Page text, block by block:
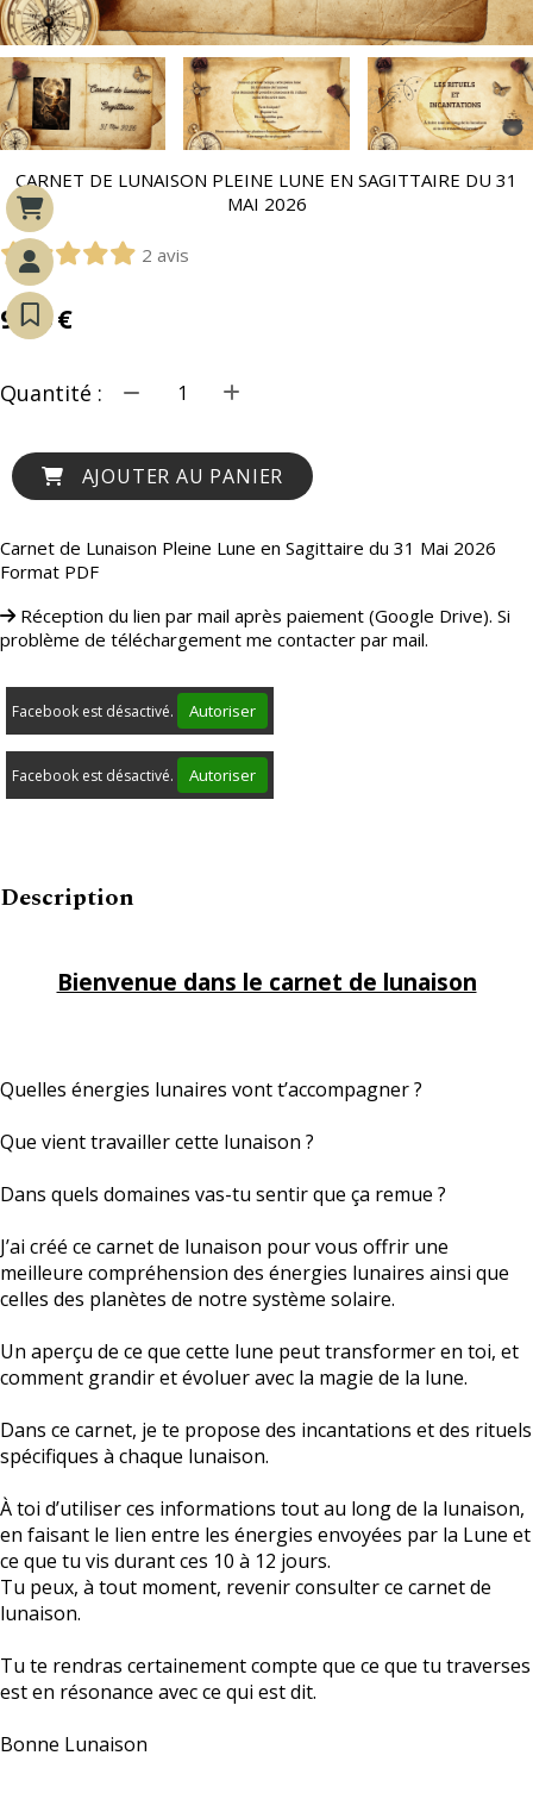
CARNET DE LUNAISON PLEINE LUNE EN SAGITTAIRE DU 31
MAI 2026
2 avis
9,00€
Quantité :
AJOUTER AU PANIER
Carnet de Lunaison Pleine Lune en Sagittaire du 31 Mai 2026
Format PDF
Réception du lien par mail après paiement (Google Drive). Si
problème de téléchargement me contacter par mail.
Facebook est désactivé. Autoriser
Facebook est désactivé. Autoriser
Description
Bienvenue dans le carnet de lunaison
Quelles énergies lunaires vont t’accompagner ?
Que vient travailler cette lunaison ?
Dans quels domaines vas-tu sentir que ça remue ?
J’ai créé ce carnet de lunaison pour vous offrir une
meilleure compréhension des énergies lunaires ainsi que
celles des planètes de notre système solaire.
Un aperçu de ce que cette lune peut transformer en toi, et
comment grandir et évoluer avec la magie de la lune.
Dans ce carnet, je te propose des incantations et des rituels
spécifiques à chaque lunaison.
À toi d’utiliser ces informations tout au long de la lunaison,
en faisant le lien entre les énergies envoyées par la Lune et
ce que tu vis durant ces 10 à 12 jours.
Tu peux, à tout moment, revenir consulter ce carnet de
lunaison.
Tu te rendras certainement compte que ce que tu traverses
est en résonance avec ce qui est dit.
Bonne Lunaison